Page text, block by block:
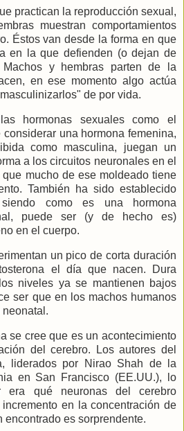
practican la reproducción sexual,
muestran comportamientos
Éstos van desde la forma en que
en la que defienden (o dejan de
Machos y hembras parten de la
en ese momento algo actúa
de por vida.
hormonas sexuales como el
una hormona femenina,
como masculina, juegan un
a los circuitos neuronales en el
mucho de ese moldeado tiene
También ha sido establecido
como es una hormona
puede ser (y de hecho es)
en el cuerpo.
un pico de corta duración
el día que nacen. Dura
niveles ya se mantienen bajos
ser que en los machos humanos
se cree que es un acontecimiento
del cerebro. Los autores del
liderados por Nirao Shah de
la
en San Francisco (EE.UU.), lo
era qué neuronas del cerebro
en la concentración de
encontrado es sorprendente.